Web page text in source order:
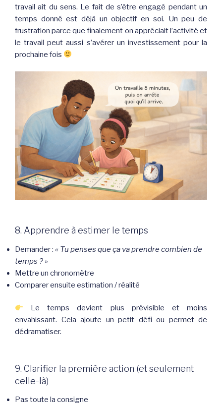
travail ait du sens. Le fait de s’être engagé pendant un
temps donné est déjà un objectif en soi. Un peu de
frustration parce que finalement on appréciait l’activité et
le travail peut aussi s’avérer un investissement pour la
prochaine fois
8. Apprendre à estimer le temps
Demander : « Tu penses que ça va prendre combien de
temps ? »
Mettre un chronomètre
Comparer ensuite estimation / réalité
Le temps devient plus prévisible et moins
envahissant. Cela ajoute un petit défi ou permet de
dédramatiser.
9. Clarifier la première action (et seulement
celle-là)
Pas toute la consigne